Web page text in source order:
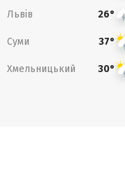
Львів 26°
Суми 37°
Хмельницький 30°